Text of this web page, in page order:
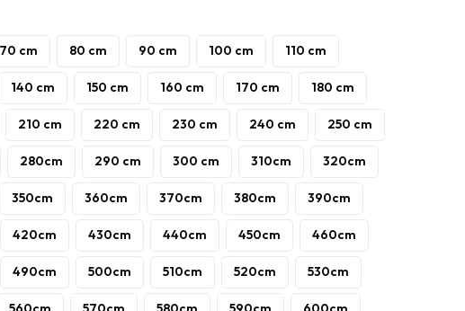
70 cm 80 cm 90 cm 100 cm 110 cm
140 cm 150 cm 160 cm 170 cm 180 cm
210 cm 220 cm 230 cm 240 cm 250 cm
280cm 290 cm 300 cm 310cm 320cm
350cm 360cm 370cm 380cm 390cm
420cm 430cm 440cm 450cm 460cm
490cm 500cm 510cm 520cm 530cm